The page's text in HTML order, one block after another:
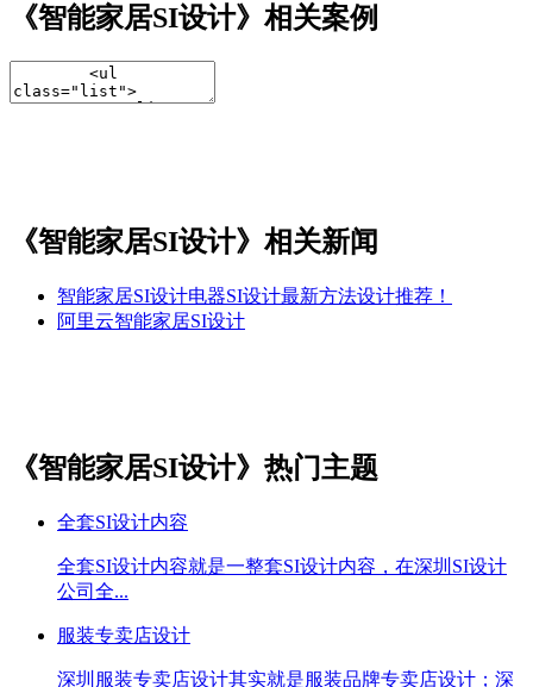
《智能家居SI设计》相关案例
《智能家居SI设计》相关新闻
智能家居SI设计电器SI设计最新方法设计推荐！
阿里云智能家居SI设计
《智能家居SI设计》热门主题
全套SI设计内容
全套SI设计内容就是一整套SI设计内容，在深圳SI设计
公司全...
服装专卖店设计
深圳服装专卖店设计其实就是服装品牌专卖店设计；深